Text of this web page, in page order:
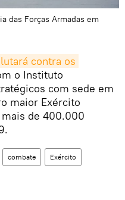
das Forças Armadas em
lutará contra os
o Instituto
com sede em
maior Exército
de 400.000
combate Exército